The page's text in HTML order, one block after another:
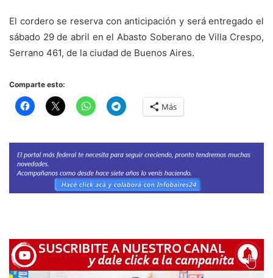
El cordero se reserva con anticipación y será entregado el
sábado 29 de abril en el Abasto Soberano de Villa Crespo,
Serrano 461, de la ciudad de Buenos Aires.
Comparte esto:
Más